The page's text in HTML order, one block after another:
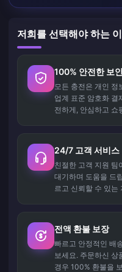
저희를 선택해야 하는
100% 안전한 보
모든 충전은 개인 정
업계 표준 암호화 결
전하게, 안심하고 쇼
24/7 고객 서비스
친절한 고객 지원 팀
대기하며 도움을 드
르고 신뢰할 수 있는
전액 환불 보장
빠르고 안정적인 배
보세요. 주문하신 상
경우 100% 환불을